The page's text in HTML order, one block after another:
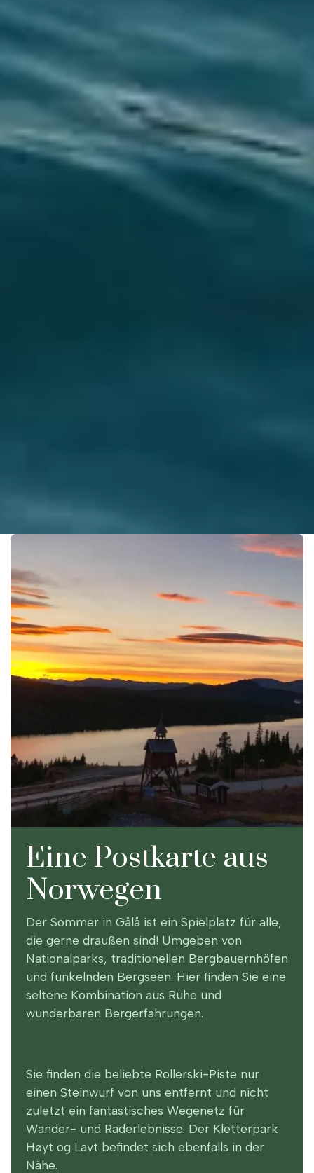
Eine Postkarte aus
Norwegen
Der Sommer in Gålå ist ein Spielplatz für alle,
die gerne draußen sind! Umgeben von
Nationalparks, traditionellen Bergbauernhöfen
und funkelnden Bergseen. Hier finden Sie eine
seltene Kombination aus Ruhe und
wunderbaren Bergerfahrungen.
Sie finden die beliebte Rollerski-Piste nur
einen Steinwurf von uns entfernt und nicht
zuletzt ein fantastisches Wegenetz für
Wander- und Raderlebnisse. Der Kletterpark
Høyt og Lavt befindet sich ebenfalls in der
Nähe.